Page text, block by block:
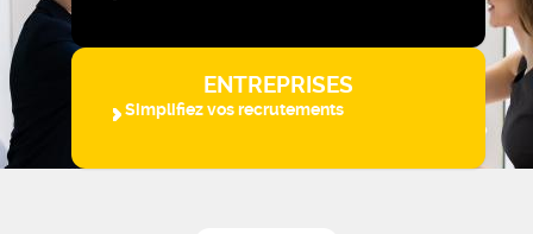
ENTREPRISES
Simplifiez vos recrutements